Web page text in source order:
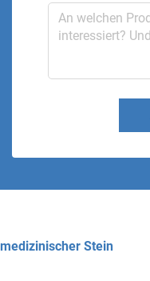
medizinischer Stein